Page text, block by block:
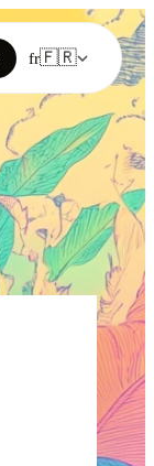
fr🇫🇷